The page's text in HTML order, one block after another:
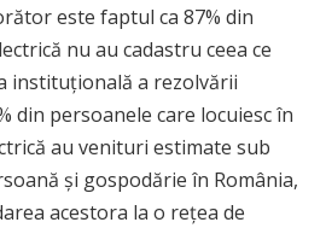
este faptul ca 87% din
nu au cadastru ceea ce
instituțională a rezolvării
din persoanele care locuiesc în
au venituri estimate sub
și gospodărie în România,
acestora la o rețea de